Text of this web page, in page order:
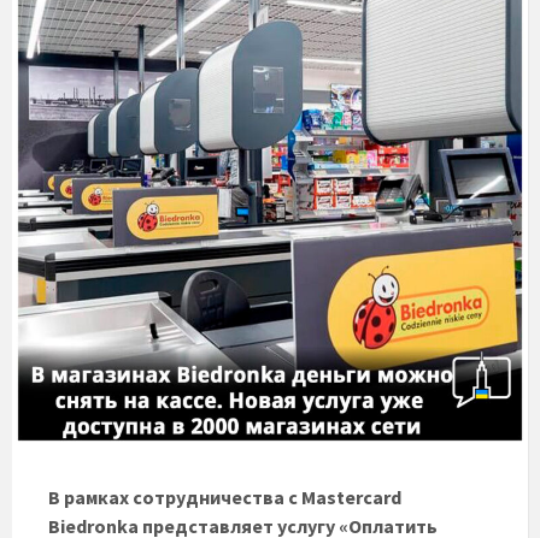
В рамках сотрудничества с Mastercard
Biedronka представляет услугу «Оплатить